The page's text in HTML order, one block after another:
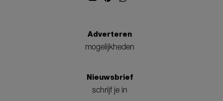
Adverteren
mogelijkheden
Nieuwsbrief
schrijf je in